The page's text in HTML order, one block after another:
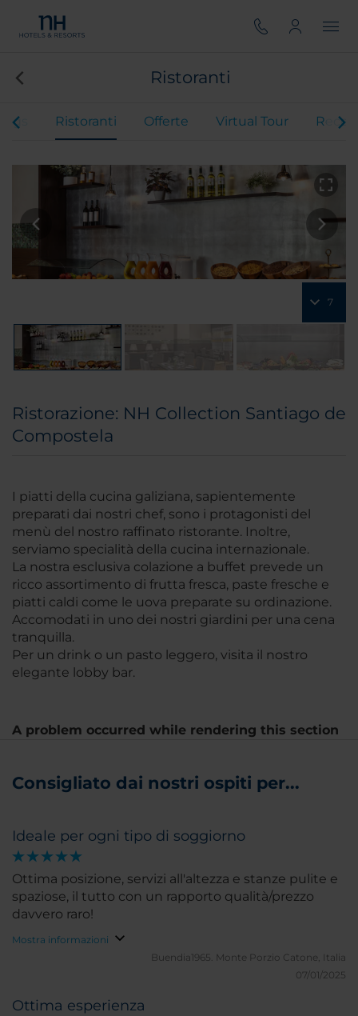
Ristoranti
Ristoranti Offerte Virtual Tour
7
Ristorazione: NH Collection Santiago de
Compostela
I piatti della cucina galiziana, sapientemente
preparati dai nostri chef, sono i protagonisti del
menù del nostro raffinato ristorante. Inoltre,
serviamo specialità della cucina internazionale.
La nostra esclusiva colazione a buffet prevede un
ricco assortimento di frutta fresca, paste fresche e
piatti caldi come le uova preparate su ordinazione.
Accomodati in uno dei nostri giardini per una cena
tranquilla.
Per un drink o un pasto leggero, visita il nostro
elegante lobby bar.
A problem occurred while rendering this section
Consigliato dai nostri ospiti per...
Ideale per ogni tipo di soggiorno
Ottima posizione, servizi all'altezza e stanze pulite e
spaziose, il tutto con un rapporto qualità/prezzo
davvero raro!
Mostra informazioni
Buendia1965. Monte Porzio Catone, Italia
07/01/2025
Ottima esperienza